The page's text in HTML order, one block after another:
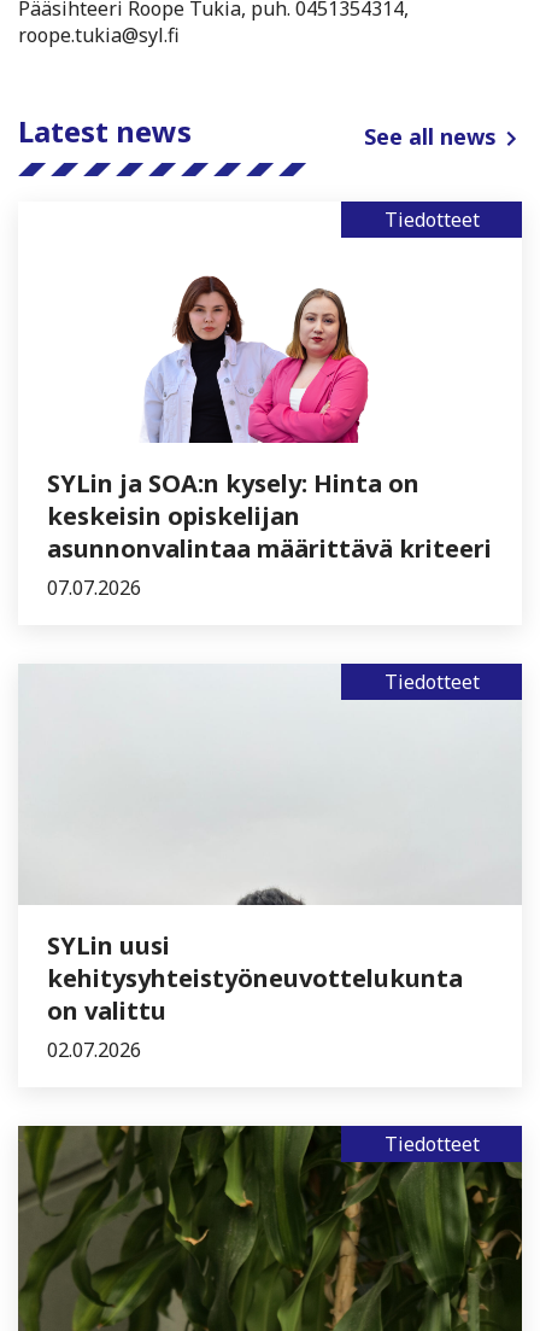
Pääsihteeri Roope Tukia, puh. 0451354314,
roope.tukia@syl.fi
Latest news See all news
Tiedotteet
SYLin ja SOA:n kysely: Hinta on
keskeisin opiskelijan
asunnonvalintaa määrittävä kriteeri
07.07.2026
Tiedotteet
SYLin uusi
kehitysyhteistyöneuvottelukunta
on valittu
02.07.2026
Tiedotteet